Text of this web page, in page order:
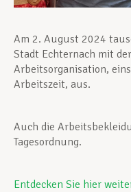
Am 2. August 2024
Stadt Echternach mit
Arbeitsorganisation,
Arbeitszeit, aus.
Auch die
Tagesordnung.
Entdecken Sie hier